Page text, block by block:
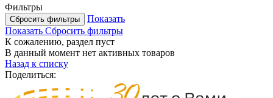
Фильтры
Сбросить фильтры
Показать
Показать Сбросить фильтры
К сожалению, раздел пуст
В данный момент нет активных товаров
Назад к списку
Поделиться: